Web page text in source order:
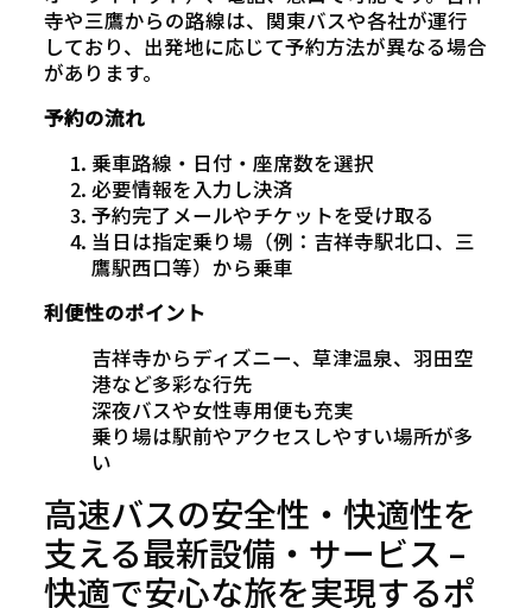
寺や三鷹からの路線は、関東バスや各社が運行
しており、出発地に応じて予約方法が異なる場合
があります。
予約の流れ
乗車路線・日付・座席数を選択
必要情報を入力し決済
予約完了メールやチケットを受け取る
当日は指定乗り場（例：吉祥寺駅北口、三
鷹駅西口等）から乗車
利便性のポイント
吉祥寺からディズニー、草津温泉、羽田空
港など多彩な行先
深夜バスや女性専用便も充実
乗り場は駅前やアクセスしやすい場所が多
い
高速バスの安全性・快適性を
支える最新設備・サービス –
快適で安心な旅を実現するポ